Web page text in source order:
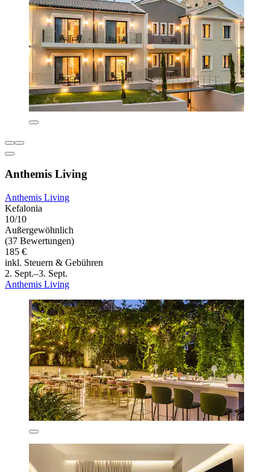
Anthemis Living
Anthemis Living
Kefalonia
10/10
Außergewöhnlich
(37 Bewertungen)
185 €
inkl. Steuern & Gebühren
2. Sept.–3. Sept.
Anthemis Living